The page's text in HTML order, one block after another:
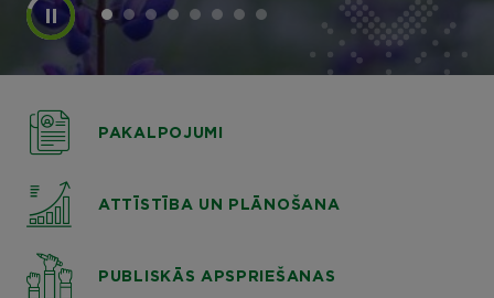
PAKALPOJUMI
ATTĪSTĪBA UN PLĀNOŠANA
PUBLISKĀS APSPRIEŠANAS